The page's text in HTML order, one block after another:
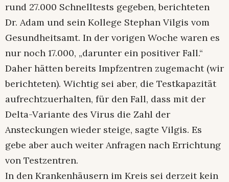
rund 27.000 Schnelltests gegeben, berichteten
Dr. Adam und sein Kollege Stephan Vilgis vom
Gesundheitsamt. In der vorigen Woche waren es
nur noch 17.000, „darunter ein positiver Fall.“
Daher hätten bereits Impfzentren zugemacht (wir
berichteten). Wichtig sei aber, die Testkapazität
aufrechtzuerhalten, für den Fall, dass mit der
Delta-Variante des Virus die Zahl der
Ansteckungen wieder steige, sagte Vilgis. Es
gebe aber auch weiter Anfragen nach Errichtung
von Testzentren.
In den Krankenhäusern im Kreis sei derzeit kein